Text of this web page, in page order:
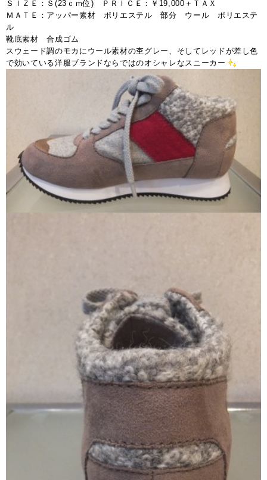
ＳＩＺＥ：Ｓ(23ｃｍ位) ＰＲＩＣＥ：￥19,000＋ＴＡＸ
ＭＡＴＥ：アッパー素材 ポリエステル 部分 ウール ポリエステ
ル
靴底素材 合成ゴム
スウェード調のモカにウール素材の杢グレー、そしてレッドが差し色
で効いている洋服ブランドならではのオシャレなスニーカー